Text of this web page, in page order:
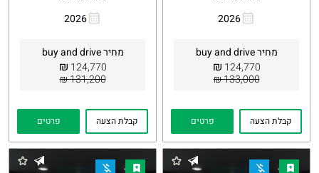
2026
מחיר buy and drive
124,770
₪
133,000 ₪
Whatsapp
קבלת הצעה פרטים
2026
מחיר buy and drive
124,770
₪
131,200 ₪
Whatsapp
קבלת הצעה פרטים